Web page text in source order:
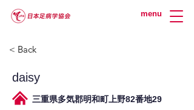
menu
< Back
daisy
三重県多気郡明和町上野82番地29